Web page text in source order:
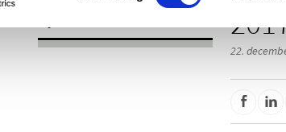
22.